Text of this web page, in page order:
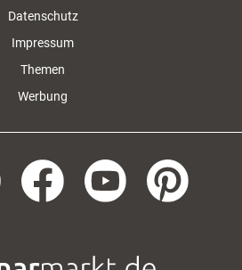
Datenschutz
Impressum
Themen
Werbung